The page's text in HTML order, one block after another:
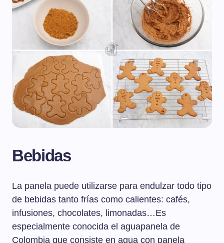
Bebidas
La panela puede utilizarse para endulzar todo tipo
de bebidas tanto frías como calientes: cafés,
infusiones, chocolates, limonadas…Es
especialmente conocida el aguapanela de
Colombia que consiste en agua con panela